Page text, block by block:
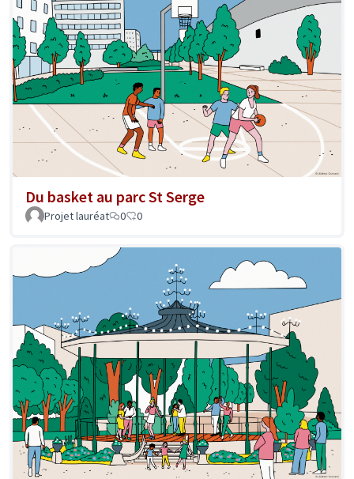
Du basket au parc St Serge
Projet lauréat 0 0